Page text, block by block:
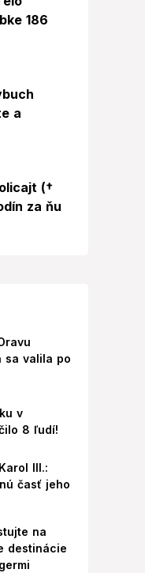
186
a
(†
za ňu
sa valila po
v
8 ľudí!
III.:
časť jeho
na
destinácie